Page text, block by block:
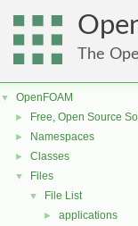
The
▼ OpenFOAM
► Free, Open Source
► Namespaces
► Classes
▼ Files
▼ File List
► applications